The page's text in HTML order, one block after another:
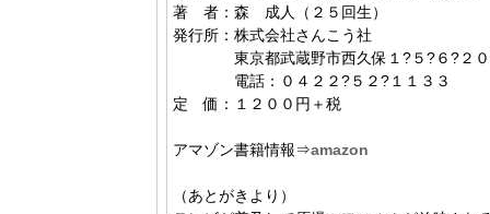
著 者：森 成人（２５回生）
発行所：株式会社さんこう社
東京都武蔵野市西久保１?５?６?２０
電話：０４２２?５２?１１３３
定 価：１２００円＋税
アマゾン書籍情報⇒amazon
（あとがきより）